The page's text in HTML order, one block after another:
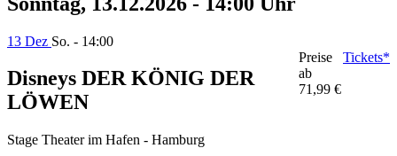
13 Dez So. - 14:00
Disneys DER KÖNIG DER
LÖWEN
Stage Theater im Hafen - Hamburg
Preise
ab
71,99 €
Tickets*